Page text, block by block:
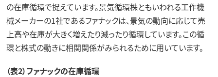
の在庫循環で捉えています。景気循環株ともいわれる工作機
械メーカーの1社であるファナックは、景気の動向に応じて売
上高や在庫が大きく増えたり減ったり循環しています。この循
環と株式の動きに相関関係がみられるために用いています。
（表2）ファナックの在庫循環